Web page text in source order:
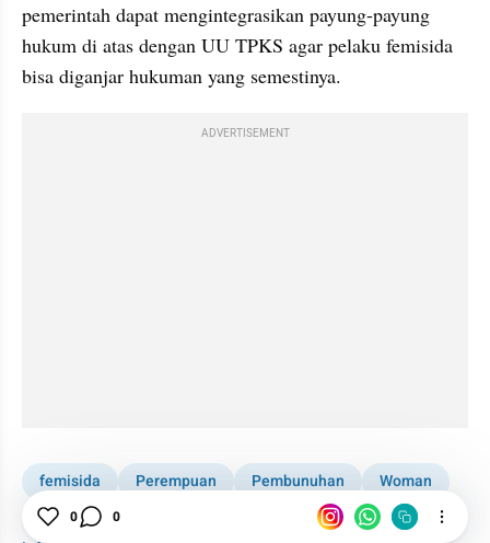
pemerintah dapat mengintegrasikan payung-payung
hukum di atas dengan UU TPKS agar pelaku femisida
bisa diganjar hukuman yang semestinya.
ADVERTISEMENT
femisida Perempuan Pembunuhan
Woman
Pelecehan
0 0